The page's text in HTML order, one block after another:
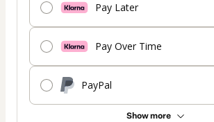
Pay Later
Pay Over Time
PayPal
Show more